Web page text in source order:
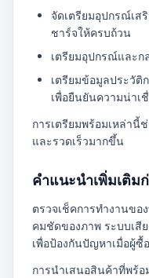
จัดเตรียมอุปกรณ์เส
ชาร์จให้ครบถ้วน
เตรียมอุปกรณ์และก
เตรียมข้อมูลประวัติ
เพื่อยืนยันความน่าเ
การเตรียมพร้อมเหล่านี้
และรวดเร็วมากขึ้น
คำแนะนำเพิ่มเติม
ตรวจเช็คการทำงานขอ
คมชัดของภาพ ระบบเสี
เพื่อป้องกันปัญหาเมื่อผู้ซื้
การนำเสนอสินค้าที่พร้